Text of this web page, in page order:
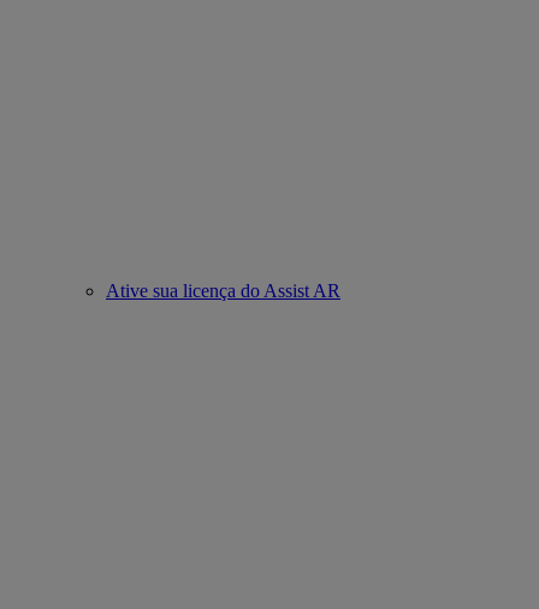
Ative sua licença do Assist AR